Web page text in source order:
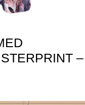
–